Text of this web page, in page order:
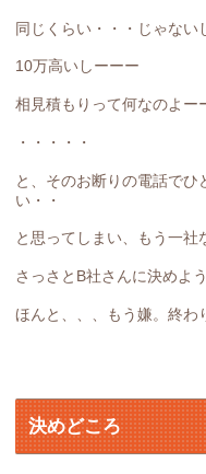
同じくらい・・・じゃない
10万高いしーーー
相見積もりって何なのよー
・・・・・
と、そのお断りの電話で
い・・
と思ってしまい、もう一社
さっさとB社さんに決めよ
ほんと、、、もう嫌。終わ
決めどころ